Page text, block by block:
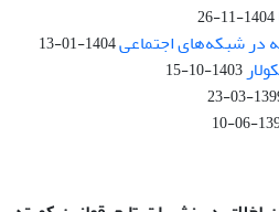
1404-11-26
در شبکه‌های اجتماعی1404-01-13
1403-10-15
1399-